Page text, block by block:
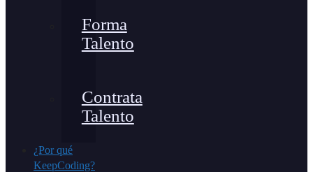
Forma
Talento
Contrata
Talento
¿Por qué
KeepCoding?